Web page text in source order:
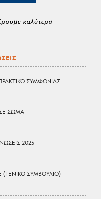
καλύτερα
ΣΥΜΦΩΝΙΑΣ
ΣΩΜΑ
2025
(ΓΕΝΙΚΟ ΣΥΜΒΟΥΛΙΟ)